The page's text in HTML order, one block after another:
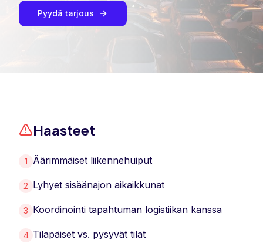
Pyydä tarjous
Haasteet
1 Äärimmäiset liikennehuiput
2 Lyhyet sisäänajon aikaikkunat
3 Koordinointi tapahtuman logistiikan kanssa
4 Tilapäiset vs. pysyvät tilat